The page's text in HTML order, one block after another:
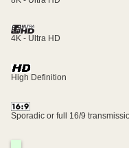
4K - Ultra HD
High Definition
Sporadic or full 16/9